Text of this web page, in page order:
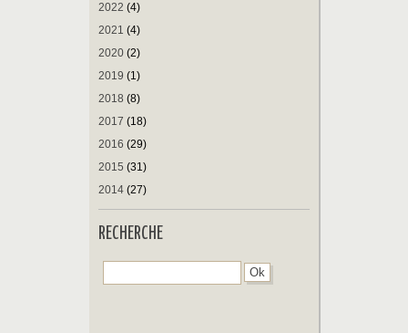
2022 (4)
2021 (4)
2020 (2)
2019 (1)
2018 (8)
2017 (18)
2016 (29)
2015 (31)
2014 (27)
RECHERCHE